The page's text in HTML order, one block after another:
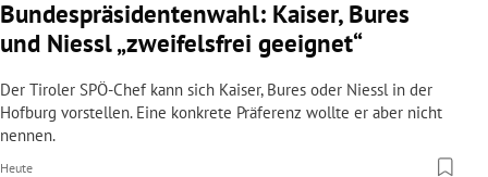
Bundespräsidentenwahl: Kaiser, Bures
und Niessl „zweifelsfrei geeignet“
Der Tiroler SPÖ-Chef kann sich Kaiser, Bures oder Niessl in der
Hofburg vorstellen. Eine konkrete Präferenz wollte er aber nicht
nennen.
Heute